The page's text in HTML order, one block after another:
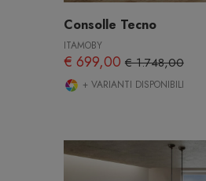
Consolle Tecno
ITAMOBY
€ 699,00€ 1.748,00
+ VARIANTI DISPONIBILI